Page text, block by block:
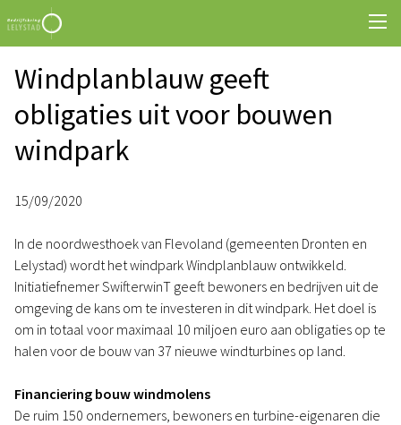
Windplanblauw geeft
obligaties uit voor bouwen
windpark
15/09/2020
In de noordwesthoek van Flevoland (gemeenten Dronten en
Lelystad) wordt het windpark Windplanblauw ontwikkeld.
Initiatiefnemer SwifterwinT geeft bewoners en bedrijven uit de
omgeving de kans om te investeren in dit windpark. Het doel is
om in totaal voor maximaal 10 miljoen euro aan obligaties op te
halen voor de bouw van 37 nieuwe windturbines op land.
Financiering bouw windmolens
De ruim 150 ondernemers, bewoners en turbine-eigenaren die